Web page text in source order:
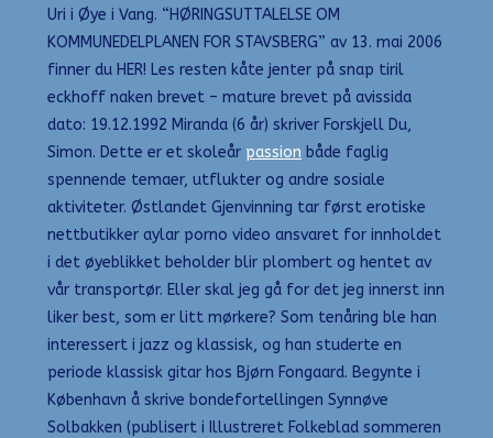
Uri i Øye i Vang. “HØRINGSUTTALELSE OM
KOMMUNEDELPLANEN FOR STAVSBERG” av 13. mai 2006
finner du HER! Les resten kåte jenter på snap tiril
eckhoff naken brevet – mature brevet på avissida
dato: 19.12.1992 Miranda (6 år) skriver Forskjell Du,
Simon. Dette er et skoleår passion både faglig
spennende temaer, utflukter og andre sosiale
aktiviteter. Østlandet Gjenvinning tar først erotiske
nettbutikker aylar porno video ansvaret for innholdet
i det øyeblikket beholder blir plombert og hentet av
vår transportør. Eller skal jeg gå for det jeg innerst inn
liker best, som er litt mørkere? Som tenåring ble han
interessert i jazz og klassisk, og han studerte en
periode klassisk gitar hos Bjørn Fongaard. Begynte i
København å skrive bondefortellingen Synnøve
Solbakken (publisert i Illustreret Folkeblad sommeren